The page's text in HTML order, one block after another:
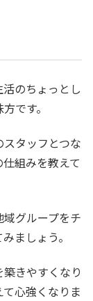
のちょっとし
です。
タッフとつな
組みを教えて
グループをチ
ましょう。
きやすくなり
心強くなりま